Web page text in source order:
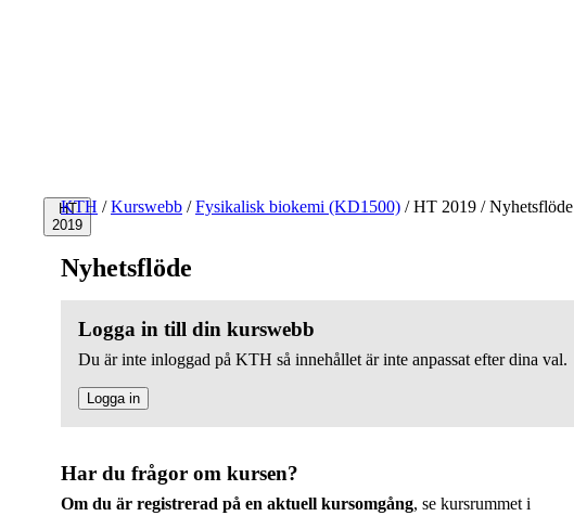
HT
2019
KTH / Kurswebb / Fysikalisk biokemi (KD1500) /HT 2019 /Nyhetsflöde
Nyhetsflöde
Logga in till din kurswebb
Du är inte inloggad på KTH så innehållet är inte anpassat efter dina val.
Logga in
Har du frågor om kursen?
Om du är registrerad på en aktuell kursomgång, se kursrummet i